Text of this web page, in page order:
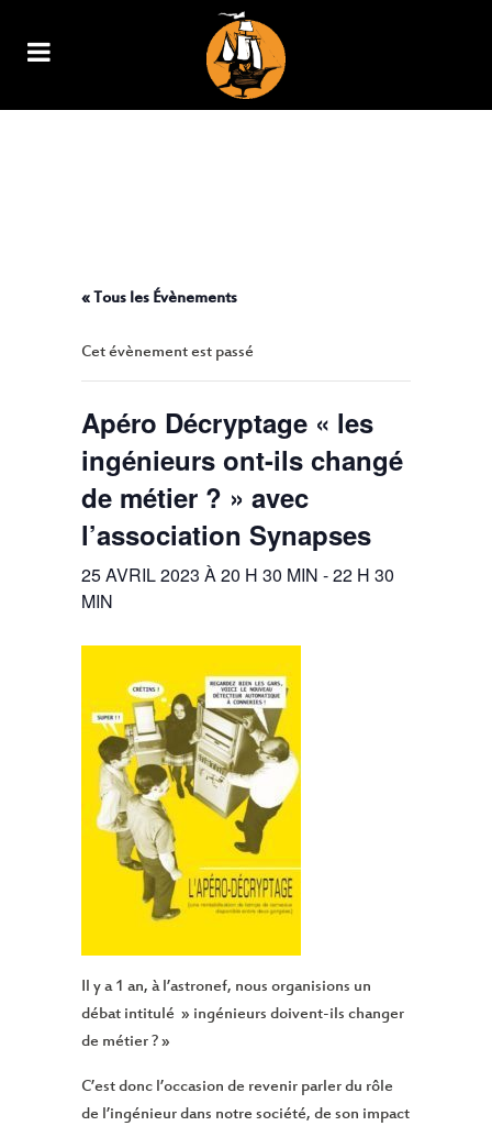
« Tous les Évènements
Cet évènement est passé
Apéro Décryptage « les
ingénieurs ont-ils changé
de métier ? » avec
l’association Synapses
25 AVRIL 2023 À 20 H 30 MIN -22 H 30
MIN
Il y a 1 an, à l’astronef, nous organisions un
débat intitulé » ingénieurs doivent-ils changer
de métier ? »
C’est donc l’occasion de revenir parler du rôle
de l’ingénieur dans notre société, de son impact